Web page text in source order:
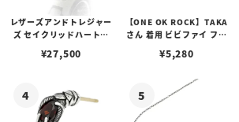
レザーズアンドトレジャー
ズ セイクリッドハートピ
¥27,500
【ONE OK ROCK】TAKA
さん 着用 ビビファイ フー
¥5,280